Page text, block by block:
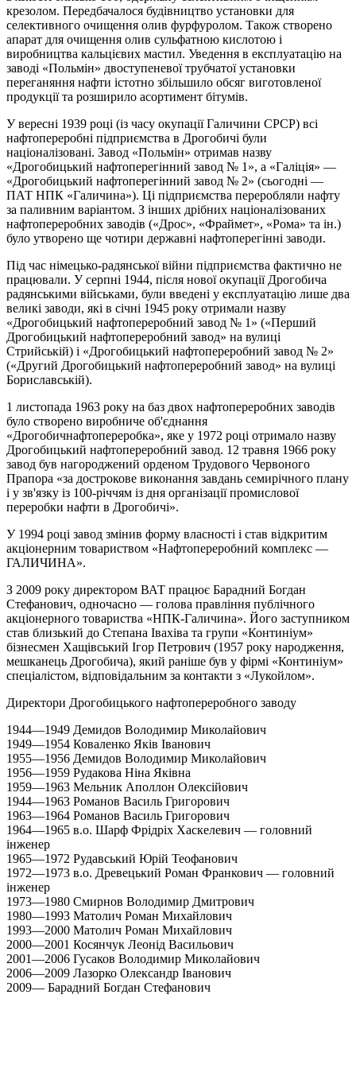
крезолом. Передбачалося будівництво установки для
селективного очищення олив фурфуролом. Також створено
апарат для очищення олив сульфатною кислотою і
виробництва кальцієвих мастил. Уведення в експлуатацію на
заводі «Польмін» двоступеневої трубчатої установки
переганяння нафти істотно збільшило обсяг виготовленої
продукції та розширило асортимент бітумів.
У вересні 1939 році (із часу окупації Галичини СРСР) всі
нафтопереробні підприємства в Дрогобичі були
націоналізовані. Завод «Польмін» отримав назву
«Дрогобицький нафтоперегінний завод № 1», а «Галіція» —
«Дрогобицький нафтоперегінний завод № 2» (сьогодні —
ПАТ НПК «Галичина»). Ці підприємства переробляли нафту
за паливним варіантом. З інших дрібних націоналізованих
нафтопереробних заводів («Дрос», «Фраймет», «Рома» та ін.)
було утворено ще чотири державні нафтоперегінні заводи.
Під час німецько-радянської війни підприємства фактично не
працювали. У серпні 1944, після нової окупації Дрогобича
радянськими військами, були введені у експлуатацію лише два
великі заводи, які в січні 1945 року отримали назву
«Дрогобицький нафтопереробний завод № 1» («Перший
Дрогобицький нафтопереробний завод» на вулиці
Стрийській) і «Дрогобицький нафтопереробний завод № 2»
(«Другий Дрогобицький нафтопереробний завод» на вулиці
Бориславській).
1 листопада 1963 року на баз двох нафтопереробних заводів
було створено виробниче об'єднання
«Дрогобичнафтопереробка», яке у 1972 році отримало назву
Дрогобицький нафтопереробний завод. 12 травня 1966 року
завод був нагороджений орденом Трудового Червоного
Прапора «за дострокове виконання завдань семирічного плану
і у зв'язку із 100-річчям із дня організації промислової
переробки нафти в Дрогобичі».
У 1994 році завод змінив форму власності і став відкритим
акціонерним товариством «Нафтопереробний комплекс —
ГАЛИЧИНА».
З 2009 року директором ВАТ працює Барадний Богдан
Стефанович, одночасно — голова правління публічного
акціонерного товариства «НПК-Галичина». Його заступником
став близький до Степана Івахіва та групи «Континіум»
бізнесмен Хащівський Ігор Петрович (1957 року народження,
мешканець Дрогобича), який раніше був у фірмі «Континіум»
спеціалістом, відповідальним за контакти з «Лукойлом».
Директори Дрогобицького нафтопереробного заводу
1944—1949 Демидов Володимир Миколайович
1949—1954 Коваленко Яків Іванович
1955—1956 Демидов Володимир Миколайович
1956—1959 Рудакова Ніна Яківна
1959—1963 Мельник Аполлон Олексійович
1944—1963 Романов Василь Григорович
1963—1964 Романов Василь Григорович
1964—1965 в.о. Шарф Фрідріх Хаскелевич — головний
інженер
1965—1972 Рудавський Юрій Теофанович
1972—1973 в.о. Древецький Роман Франкович — головний
інженер
1973—1980 Смирнов Володимир Дмитрович
1980—1993 Матолич Роман Михайлович
1993—2000 Матолич Роман Михайлович
2000—2001 Косянчук Леонід Васильович
2001—2006 Гусаков Володимир Миколайович
2006—2009 Лазорко Олександр Іванович
2009— Барадний Богдан Стефанович